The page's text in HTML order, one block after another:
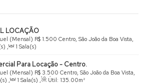
LOCAÇÃO
R$ 1.500
(Mensal)
Centro, São João da Boa Vista,
, 1 Sala(s)
Para Locação - Centro.
R$ 3.500
(Mensal)
Centro, São João da Boa Vista,
, 1 Sala(s) , Útil: 135.00m²